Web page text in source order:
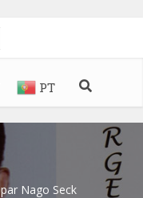
PT
par Nago Seck